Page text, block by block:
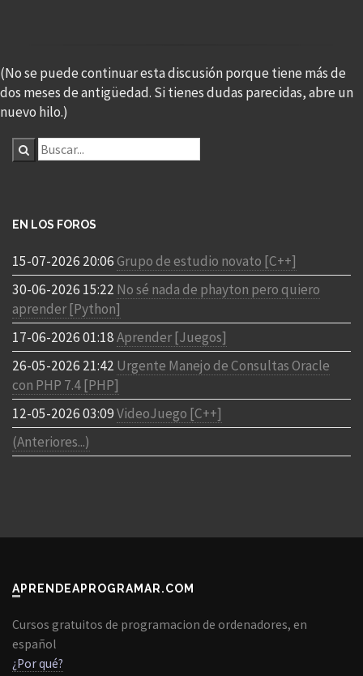
(No se puede continuar esta discusión porque tiene más de
dos meses de antigüedad. Si tienes dudas parecidas, abre un
nuevo hilo.)
EN LOS FOROS
15-07-2026 20:06Grupo de estudio novato [C++]
30-06-2026 15:22 No sé nada de phayton pero quiero
aprender [Python]
17-06-2026 01:18Aprender [Juegos]
26-05-2026 21:42 Urgente Manejo de Consultas Oracle
con PHP 7.4 [PHP]
12-05-2026 03:09VideoJuego [C++]
(Anteriores...)
APRENDEAPROGRAMAR.COM
Cursos gratuitos de programacion de ordenadores, en
español
¿Por qué?